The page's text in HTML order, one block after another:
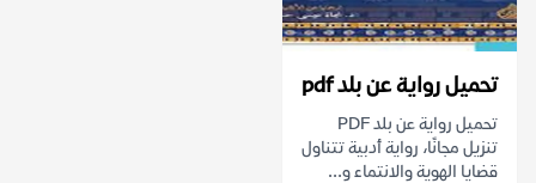
تحميل رواية عن بلد pdf
تحميل رواية عن بلد PDF
تنزيل مجانًا، رواية أدبية تتناول
قضايا الهوية والانتماء و...